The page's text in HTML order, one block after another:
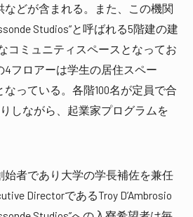
などが含まれる。また、この機関
Studios“と呼ばれる5階建の建
コミュニティスペースとなってお
4フロアーは学生の居住スペー
っている。各階100名が定員で合
しながら、起業家プログラムを
者であり大学の学長補佐を兼任
DirectorであるTroy D’Ambrosio